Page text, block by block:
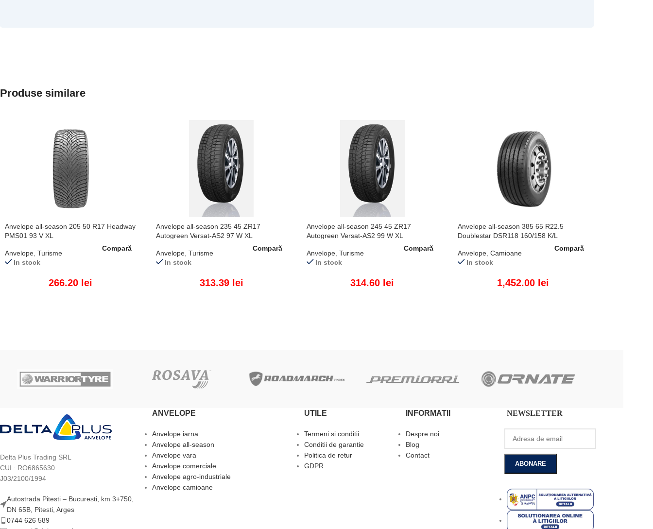
Produse similare
Anvelope all-season 205 50 R17 Headway
PMS01 93 V XL
Anvelope Turisme
In stock
266.20 lei
Compară
Anvelope all-season 235 45 ZR17
Autogreen Versat-AS2 97 W XL
Anvelope, Turisme
In stock
313.39 lei
Compară
Anvelope all-season 245 45 ZR17
Autogreen Versat-AS2 99 W XL
Anvelope Turisme
In stock
314.60 lei
Compară
Anvelope all-season 385 65 R22.5
Doublestar DSR118 160/158 K/L
Anvelope, Camioane
In stock
1,452.00 lei
Compară
Delta Plus Trading SRL
CUI : RO6865630
J03/2100/1994
Autostrada Pitesti – Bucuresti, km 3+750,
DN 65B, Pitesti, Arges
0744 626 589
ANVELOPE
Anvelope iarna
Anvelope all-season
Anvelope vara
Anvelope comerciale
Anvelope agro-industriale
Anvelope camioane
UTILE
Termeni si conditii
Conditii de garantie
Politica de retur
GDPR
INFORMATII
Despre noi
Blog
Contact
NEWSLETTER